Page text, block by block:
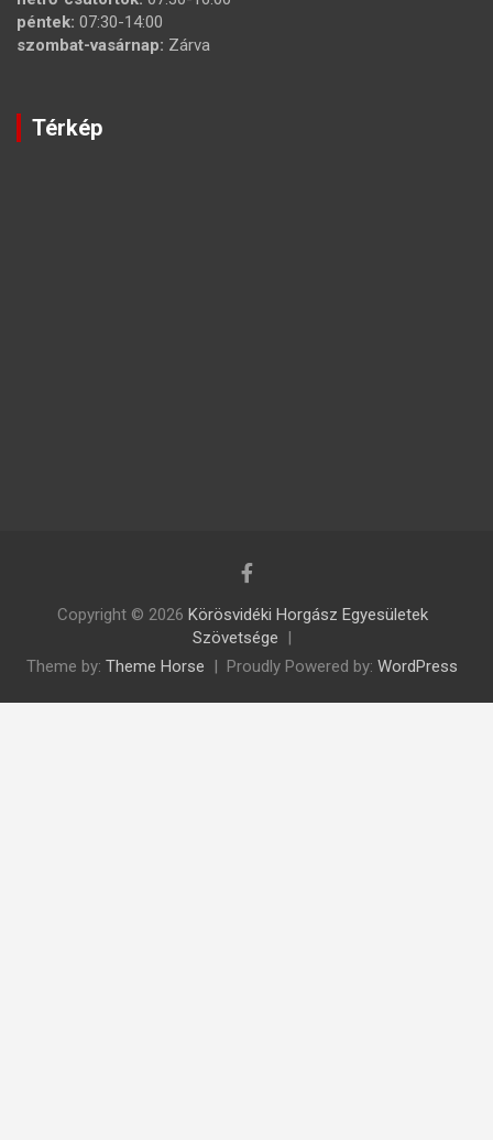
péntek: 07:30-14:00
szombat-vasárnap: Zárva
Térkép
Copyright © 2026 Körösvidéki Horgász Egyesületek
Szövetsége
Theme by: Theme Horse Proudly Powered by: WordPress